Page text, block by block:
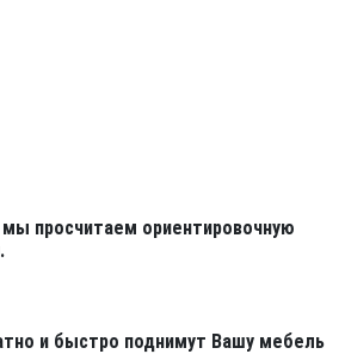
просчитаем ориентировочную
и быстро поднимут Вашу мебель